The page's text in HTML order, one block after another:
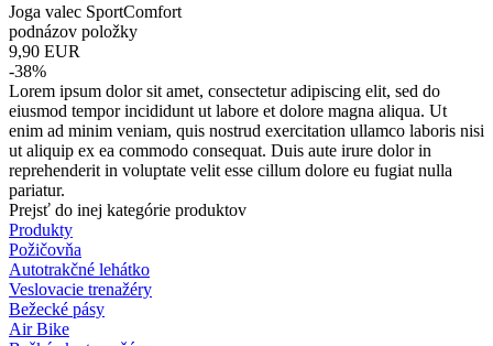
Joga valec SportComfort
podnázov položky
9,90 EUR
-38%
Lorem ipsum dolor sit amet, consectetur adipiscing elit, sed do
eiusmod tempor incididunt ut labore et dolore magna aliqua. Ut
enim ad minim veniam, quis nostrud exercitation ullamco laboris nisi
ut aliquip ex ea commodo consequat. Duis aute irure dolor in
reprehenderit in voluptate velit esse cillum dolore eu fugiat nulla
pariatur.
Prejsť do inej kategórie produktov
Produkty
Požičovňa
Autotrakčné lehátko
Veslovacie trenažéry
Bežecké pásy
Air Bike